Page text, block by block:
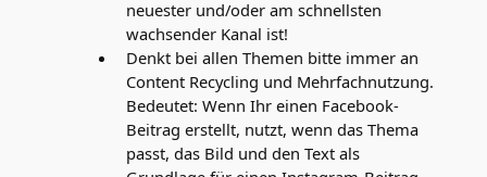
neuester und/oder am schnellsten
wachsender Kanal ist!
Denkt bei allen Themen bitte immer an
Content Recycling und Mehrfachnutzung.
Bedeutet: Wenn Ihr einen Facebook-
Beitrag erstellt, nutzt, wenn das Thema
passt, das Bild und den Text als